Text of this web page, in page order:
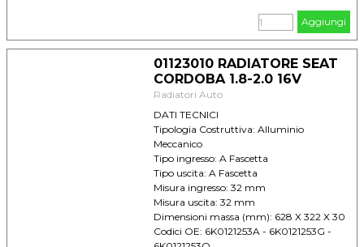
VOLKSWAGEN Caddy II (95) 1.4 DAL 1995
AL 2003 CLIMA: +/- CAMBIO: M
VOLKSWAGEN Caddy II (95) 1.9 SDI DAL
1995 AL 01/2000 CLIMA: - CAMBIO: M
VOLKSWAGEN Polo IV Classic 1.4 DAL
1996 AL 2001 CLIMA: - CAMBIO: M
Aggiungi
01123010 RADIATORE SEAT
CORDOBA 1.8-2.0 16V
Radiatori Auto
DATI TECNICI
Tipologia Costruttiva: Alluminio
Meccanico
Tipo ingresso: A Fascetta
Tipo uscita: A Fascetta
Misura ingresso: 32 mm
Misura uscita: 32 mm
Dimensioni massa (mm): 628 X 322 X 30
Codici OE: 6K0121253A - 6K0121253G -